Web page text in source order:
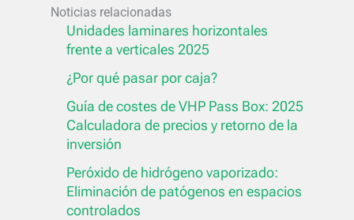
Noticias relacionadas
Unidades laminares horizontales
frente a verticales 2025
¿Por qué pasar por caja?
Guía de costes de VHP Pass Box: 2025
Calculadora de precios y retorno de la
inversión
Peróxido de hidrógeno vaporizado:
Eliminación de patógenos en espacios
controlados